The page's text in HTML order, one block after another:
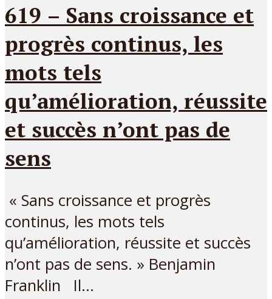
619 – Sans croissance et
progrès continus, les
mots tels
qu’amélioration, réussite
et succès n’ont pas de
sens
« Sans croissance et progrès
continus, les mots tels
qu’amélioration, réussite et succès
n’ont pas de sens. » Benjamin
Franklin Il...